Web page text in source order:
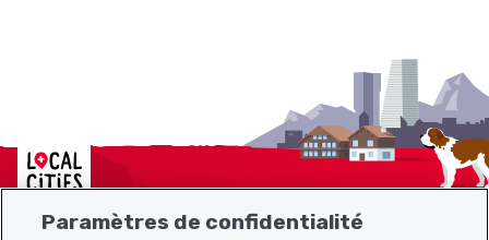
Localcities
Paramètres de confidentialité